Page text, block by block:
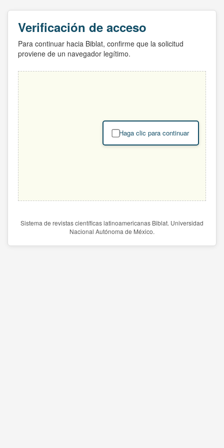
Verificación de acceso
Para continuar hacia Biblat, confirme que la solicitud
proviene de un navegador legítimo.
Haga clic para continuar
Sistema de revistas científicas latinoamericanas Biblat. Universidad
Nacional Autónoma de México.